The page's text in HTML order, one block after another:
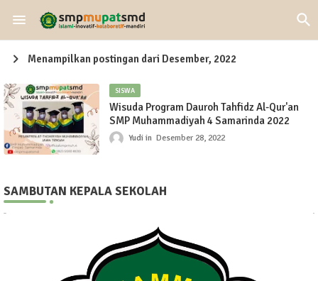
Menampilkan postingan dari Desember, 2022
SISWA
Wisuda Program Dauroh Tahfidz Al-Qur'an
SMP Muhammadiyah 4 Samarinda 2022
Yudi Desember 28, 2022
SAMBUTAN KEPALA SEKOLAH